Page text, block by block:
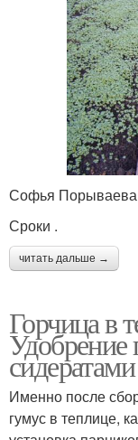
Софья Порываева
Сроки .
читать дальше →
Горчица в
Удобрение
Именно после
гумус в теплице,